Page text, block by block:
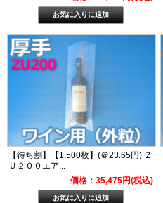
【待ち割】【1,500枚】(＠23.65円) Ｚ
Ｕ２００エア...
価格：35,475円(税込)